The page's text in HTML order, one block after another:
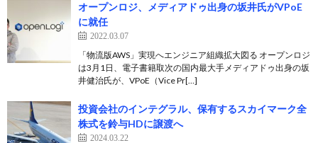
オープンロジ、メディアドゥ出身の坂井氏がVPoE
に就任
2022.03.07
「物流版AWS」実現へエンジニア組織拡大図る オープンロジ
は3月1日、電子書籍取次の国内最大手メディアドゥ出身の坂
井健治氏が、VPoE（Vice Pr[…]
投資会社のインテグラル、保有するスカイマーク全
株式を鈴与HDに譲渡へ
2024.03.22